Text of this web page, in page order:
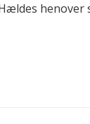
henover